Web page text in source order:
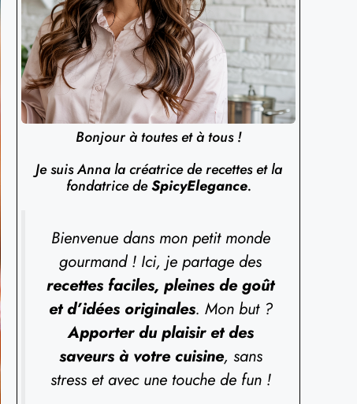
Bonjour à toutes et à tous !
Je suis Anna la créatrice de recettes et la
fondatrice deSpicyElegance.
Bienvenue dans mon petit monde
gourmand ! Ici, je partage des
recettes faciles, pleines de goût
et d’idées originales. Mon but ?
Apporter du plaisir et des
saveurs à votre cuisine, sans
stress et avec une touche de fun !